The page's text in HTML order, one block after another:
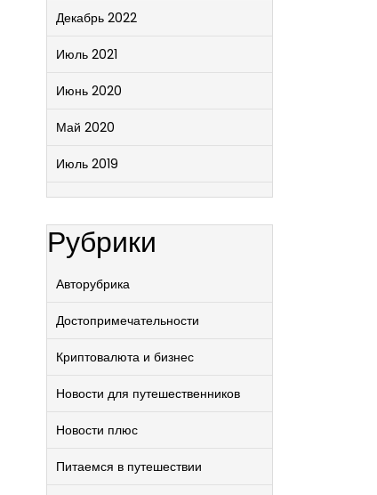
Декабрь 2022
Июль 2021
Июнь 2020
Май 2020
Июль 2019
Рубрики
Авторубрика
Достопримечательности
Криптовалюта и бизнес
Новости для путешественников
Новости плюс
Питаемся в путешествии